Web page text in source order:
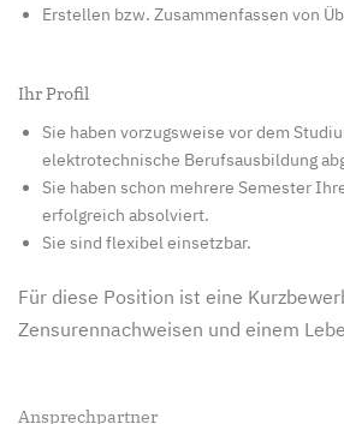
Erstellen bzw. Zusammenfassen von
Ihr Profil
Sie haben vorzugsweise vor dem
elektrotechnische Berufsausbildung
Sie haben schon mehrere Semester
erfolgreich absolviert.
Sie sind flexibel einsetzbar.
Für diese Position ist eine
Zensurennachweisen und einem
Ansprechpartner